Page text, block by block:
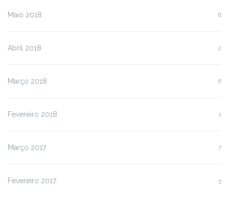
Maio 2018 6
Abril 2018 2
Março 2018 6
Fevereiro 2018 1
Março 2017 7
Fevereiro 2017 5